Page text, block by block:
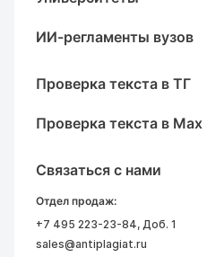
ИИ-регламенты вузов
Проверка текста в ТГ
Проверка текста в Max
Связаться с нами
Отдел продаж:
+7 495 223-23-84, Доб. 1
sales@antiplagiat.ru